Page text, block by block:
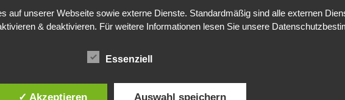
auf unserer Webseite sowie externe Dienste. Standardmäßig sind alle externen
& deaktivieren. Für weitere Informationen lesen Sie unsere
Essenziell
✓ Akzeptieren Auswahl speichern